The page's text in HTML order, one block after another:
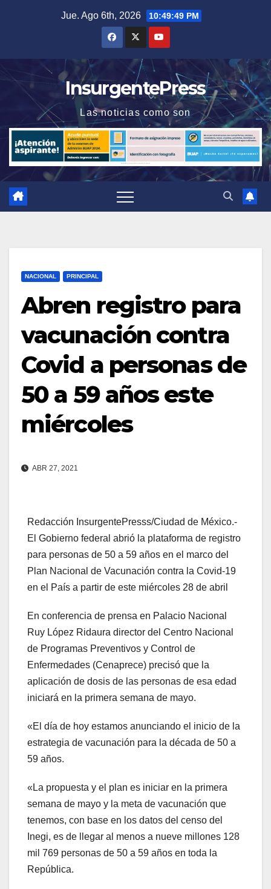
Jue. Ago 6th, 2026 10:49:49 PM
InsurgentePress
Las noticias como son
NACIONAL PRINCIPAL
Abren registro para
vacunación contra
Covid a personas de
50 a 59 años este
miércoles
ABR 27, 2021
Redacción InsurgentePresss/Ciudad de México.-
El Gobierno federal abrió la plataforma de registro
para personas de 50 a 59 años en el marco del
Plan Nacional de Vacunación contra la Covid-19
en el País a partir de este miércoles 28 de abril
En conferencia de prensa en Palacio Nacional
Ruy López Ridaura director del Centro Nacional
de Programas Preventivos y Control de
Enfermedades (Cenaprece) precisó que la
aplicación de dosis de las personas de esa edad
iniciará en la primera semana de mayo.
«El día de hoy estamos anunciando el inicio de la
estrategia de vacunación para la década de 50 a
59 años.
«La propuesta y el plan es iniciar en la primera
semana de mayo y la meta de vacunación que
tenemos, con base en los datos del censo del
Inegi, es de llegar al menos a nueve millones 128
mil 769 personas de 50 a 59 años en toda la
República.